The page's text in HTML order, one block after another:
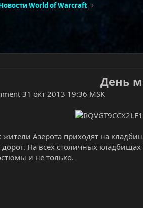
World of Warcraft
День
31 окт 2013 19:36 MSK
Азерота приходят на
На всех столичных
и не только.